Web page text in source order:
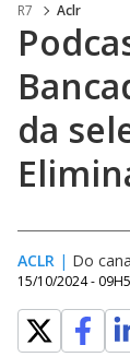
R7 Aclr
da
ACLR | Do
15/10/2024 -